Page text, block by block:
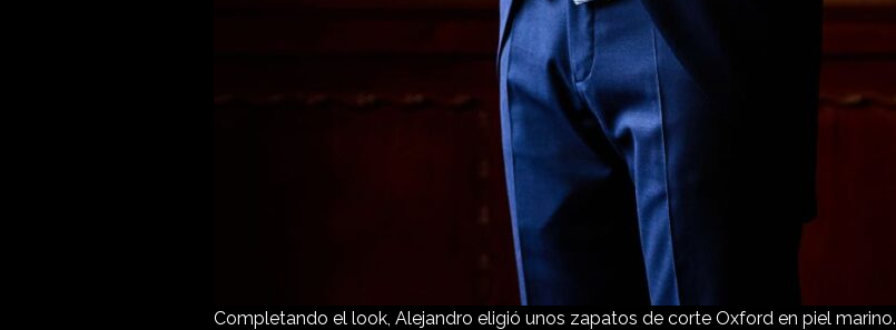
Completando el look, Alejandro eligió unos zapatos de corte Oxford en piel marino.